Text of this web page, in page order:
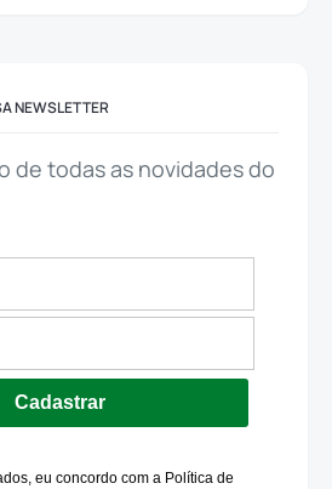
NEWSLETTER
de todas as novidades do
Cadastrar
eu concordo com a Política de